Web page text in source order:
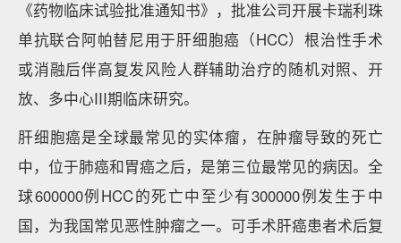
《药物临床试验批准通知书》，批准公司开展卡瑞利珠
单抗联合阿帕替尼用于肝细胞癌（HCC）根治性手术
或消融后伴高复发风险人群辅助治疗的随机对照、开
放、多中心III期临床研究。
肝细胞癌是全球最常见的实体瘤，在肿瘤导致的死亡
中，位于肺癌和胃癌之后，是第三位最常见的病因。全
球600000例HCC的死亡中至少有300000例发生于中
国，为我国常见恶性肿瘤之一。可手术肝癌患者术后复